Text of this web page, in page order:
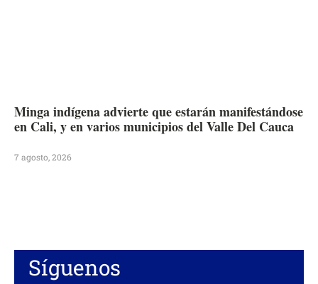
Minga indígena advierte que estarán manifestándose
en Cali, y en varios municipios del Valle Del Cauca
7 agosto, 2026
Síguenos